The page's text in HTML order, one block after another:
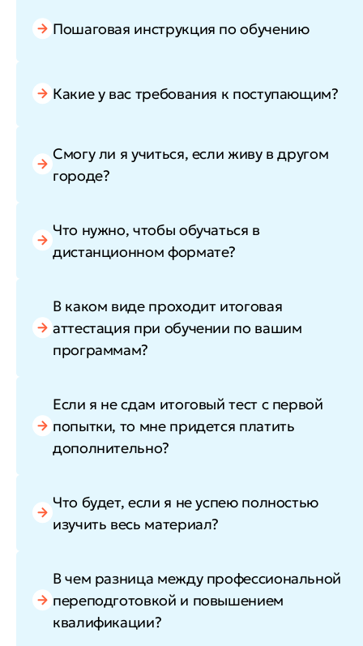
Пошаговая инструкция по обучению
Какие у вас требования к поступающим?
Смогу ли я учиться, если живу в другом
городе?
Что нужно, чтобы обучаться в
дистанционном формате?
В каком виде проходит итоговая
аттестация при обучении по вашим
программам?
Если я не сдам итоговый тест с первой
попытки, то мне придется платить
дополнительно?
Что будет, если я не успею полностью
изучить весь материал?
В чем разница между профессиональной
переподготовкой и повышением
квалификации?